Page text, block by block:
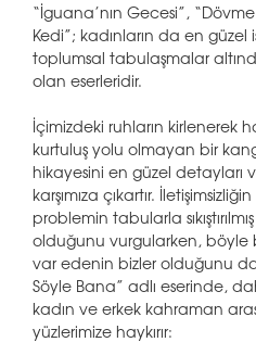
“İguana’nın Gecesi”,
Kedi”; kadınların da en güzel
toplumsal tabulaşmalar
olan eserleridir.
İçimizdeki ruhların kirlenerek
kurtuluş yolu olmayan bir
hikayesini en güzel detayları
karşımıza çıkartır.
problemin tabularla
olduğunu vurgularken, böyle
var edenin bizler olduğunu da
Söyle Bana” adlı eserinde,
kadın ve erkek kahraman
yüzlerimize haykırır: